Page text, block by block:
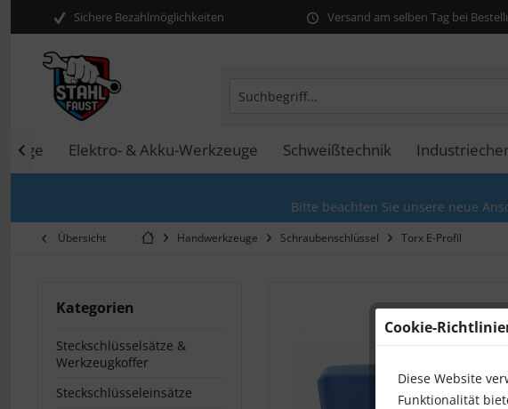
Sichere Bezahlmöglichkeiten Versand am selben Tag bei
Elektro- & Akku-Werkzeuge Schweißtechnik

Bitte beachten Sie unsere neue
Übersicht Handwerkzeuge Schraubenschlüssel Torx E-Profil
Kategorien
Steckschlüsselsätze &
Werkzeugkoffer
Steckschlüsseleinsätze
Cookie-
Diese Website
Funktionalität